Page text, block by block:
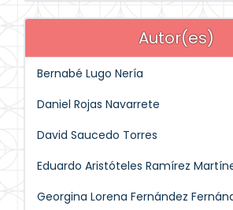
Autor(es)
Bernabé Lugo Nería
Daniel Rojas Navarrete
David Saucedo Torres
Eduardo Aristóteles Ramírez
Georgina Lorena Fernández